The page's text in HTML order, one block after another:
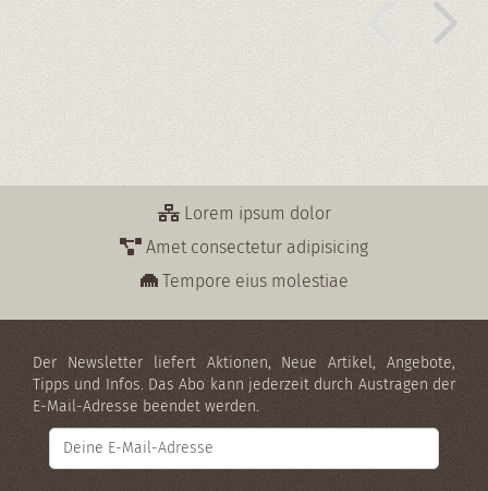
Lorem ipsum dolor
Amet consectetur adipisicing
Tempore eius molestiae
Der Newsletter liefert Aktionen, Neue Artikel, Angebote,
Tipps und Infos. Das Abo kann jederzeit durch Austragen der
E-Mail-Adresse beendet werden.